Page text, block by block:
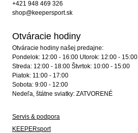
+421 948 469 326
shop@keepersport.sk
Otváracie hodiny
Otváracie hodiny našej predajne:
Pondelok: 12:00 - 16:00 Utorok: 12:00 - 15:00
Streda: 12:00 - 18:00 Štvrtok: 10:00 - 15:00
Piatok: 11:00 - 17:00
Sobota: 9:00 - 12:00
Nedeľa, štátne sviatky: ZATVORENÉ
Servis & podpora
KEEPERsport